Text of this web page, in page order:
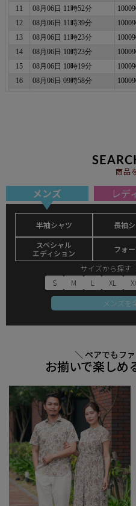
商品
メンズ レデ
半袖シャツ 長袖
スペシャル
エディション
フォ
サイズから探す
S
M L XL
メンズを
＼ ペアでもフ
お揃いで楽しめ